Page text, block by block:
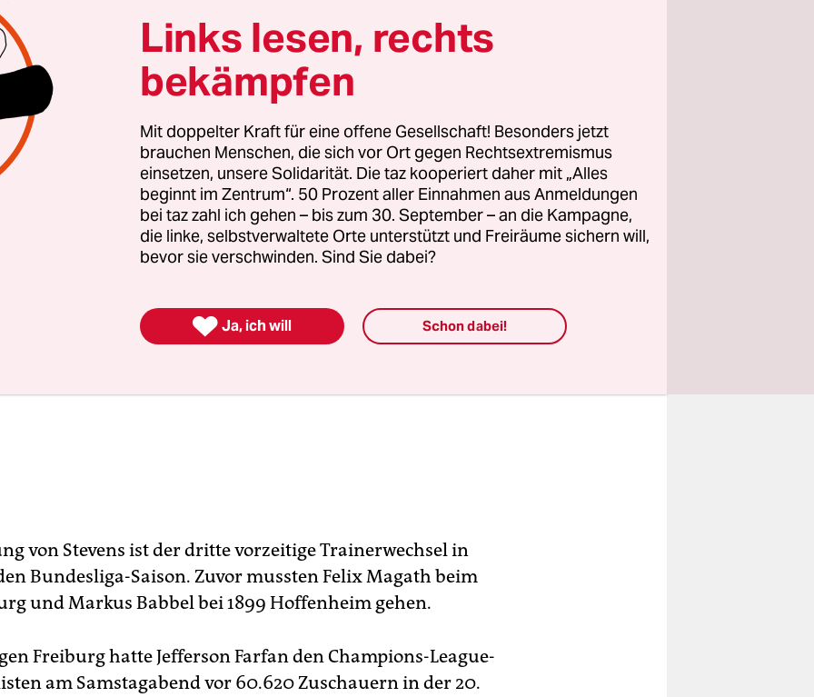
Huub Stevens im beiderseitigen Einvernehmen“, hieß es
des Clubs.
sechs sieglosen Ligaspielen in Serie geht Schalke nur als
in die Winterpause. Stevens hatte noch einen Vertrag
Er hatte den Verein aus Gelsenkirchen bereits von
trainiert.
von Stevens ist der dritte vorzeitige Trainerwechsel in
Bundesliga-Saison. Zuvor mussten Felix Magath beim
und Markus Babbel bei 1899 Hoffenheim gehen.
Freiburg hatte Jefferson Farfan den Champions-League-
am Samstagabend vor 60.620 Zuschauern in der 20.
Links lesen, rechts
bekämpfen
Mit doppelter Kraft für eine offene Gesellschaft! Besonders jetzt
brauchen Menschen, die sich vor Ort gegen Rechtsextremismus
einsetzen, unsere Solidarität. Die taz kooperiert daher mit „Alles
beginnt im Zentrum“. 50 Prozent aller Einnahmen aus Anmeldungen
bei taz zahl ich gehen – bis zum 30. September – an die Kampagne,
die linke, selbstverwaltete Orte unterstützt und Freiräume sichern will,
bevor sie verschwinden. Sind Sie dabei?
 Ja, ich will Schon dabei!